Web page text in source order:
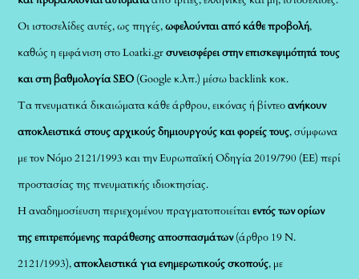
Οι ιστοσελίδες αυτές, ως πηγές,ωφελούνται από κάθε προβολή,
καθώς η εμφάνιση στο Loatki.grσυνεισφέρει στην επισκεψιμότητά τους
και στη βαθμολογία SEO (Google κ.λπ.) μέσω backlink κοκ.
Τα πνευματικά δικαιώματα κάθε άρθρου, εικόνας ή βίντεοανήκουν
αποκλειστικά στους αρχικούς δημιουργούς και φορείς τους, σύμφωνα
με τον Νόμο 2121/1993 και την Ευρωπαϊκή Οδηγία 2019/790 (ΕΕ) περί
προστασίας της πνευματικής ιδιοκτησίας.
Η αναδημοσίευση περιεχομένου πραγματοποιείταιεντός των ορίων
της επιτρεπόμενης παράθεσης αποσπασμάτων(άρθρο 19 Ν.
2121/1993),αποκλειστικά για ενημερωτικούς σκοπούς, με